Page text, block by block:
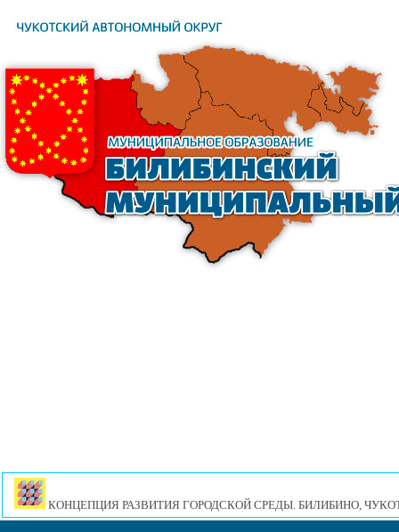
КОНЦЕПЦИЯ РАЗВИТИЯ ГОРОДСКОЙ СРЕДЫ. БИЛИБИНО,